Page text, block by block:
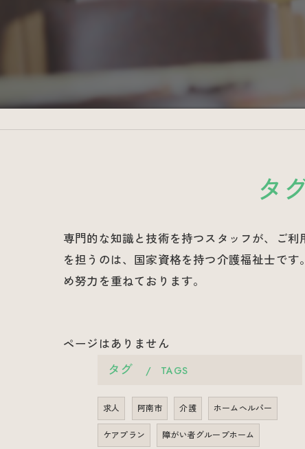
タ
専門的な知識と技術を持つスタッフが、ご
を担うのは、国家資格を持つ介護福祉士で
め努力を重ねております。
ページはありません
タグ TAGS
求人 阿南市 介護 ホームヘルパー
ケアプラン 障がい者グループホーム